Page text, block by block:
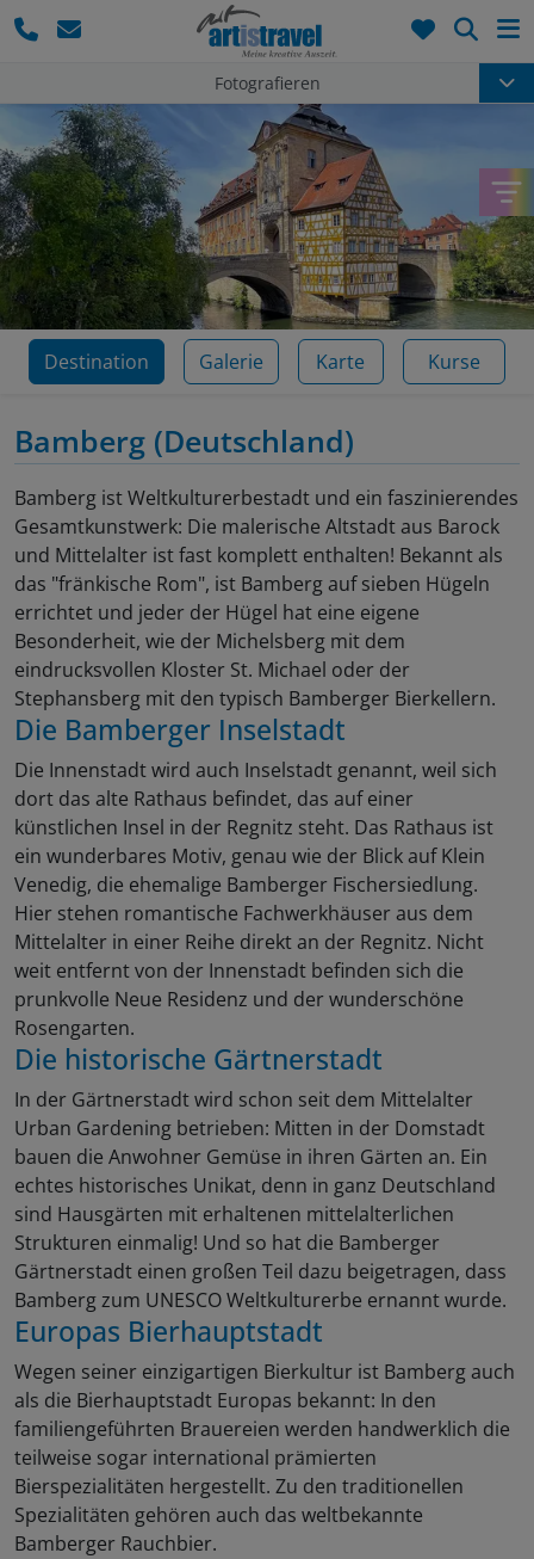
Fotografieren
Destination Galerie Karte Kurse
Bamberg (Deutschland)
Bamberg ist Weltkulturerbestadt und ein faszinierendes
Gesamtkunstwerk: Die malerische Altstadt aus Barock
und Mittelalter ist fast komplett enthalten! Bekannt als
das "fränkische Rom", ist Bamberg auf sieben Hügeln
errichtet und jeder der Hügel hat eine eigene
Besonderheit, wie der Michelsberg mit dem
eindrucksvollen Kloster St. Michael oder der
Stephansberg mit den typisch Bamberger Bierkellern.
Die Bamberger Inselstadt
Die Innenstadt wird auch Inselstadt genannt, weil sich
dort das alte Rathaus befindet, das auf einer
künstlichen Insel in der Regnitz steht. Das Rathaus ist
ein wunderbares Motiv, genau wie der Blick auf Klein
Venedig, die ehemalige Bamberger Fischersiedlung.
Hier stehen romantische Fachwerkhäuser aus dem
Mittelalter in einer Reihe direkt an der Regnitz. Nicht
weit entfernt von der Innenstadt befinden sich die
prunkvolle Neue Residenz und der wunderschöne
Rosengarten.
Die historische Gärtnerstadt
In der Gärtnerstadt wird schon seit dem Mittelalter
Urban Gardening betrieben: Mitten in der Domstadt
bauen die Anwohner Gemüse in ihren Gärten an. Ein
echtes historisches Unikat, denn in ganz Deutschland
sind Hausgärten mit erhaltenen mittelalterlichen
Strukturen einmalig! Und so hat die Bamberger
Gärtnerstadt einen großen Teil dazu beigetragen, dass
Bamberg zum UNESCO Weltkulturerbe ernannt wurde.
Europas Bierhauptstadt
Wegen seiner einzigartigen Bierkultur ist Bamberg auch
als die Bierhauptstadt Europas bekannt: In den
familiengeführten Brauereien werden handwerklich die
teilweise sogar international prämierten
Bierspezialitäten hergestellt. Zu den traditionellen
Spezialitäten gehören auch das weltbekannte
Bamberger Rauchbier.